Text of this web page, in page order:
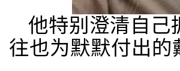
他特别澄清自己
往也为默默付出的